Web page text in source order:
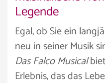
Legende
Egal, ob Sie ein
neu in seiner Musik
Das Falco Musical
Erlebnis, das das